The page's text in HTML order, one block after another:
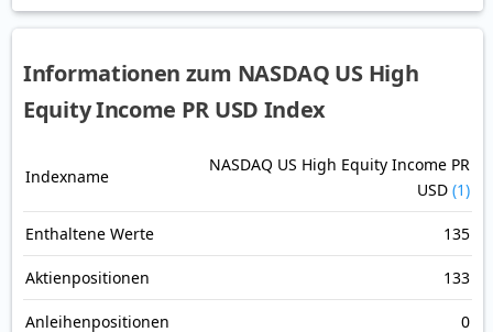
Informationen zum NASDAQ US High
Equity Income PR USD Index
Indexname
NASDAQ US High Equity Income PR
USD (1)
Enthaltene Werte 135
Aktienpositionen 133
Anleihenpositionen 0